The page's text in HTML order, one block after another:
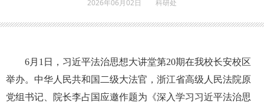
2026年06月02日 科研处
6月1日，习近平法治思想大讲堂第20期在我校长安校区
举办。中华人民共和国二级大法官，浙江省高级人民法院原
党组书记、院长李占国应邀作题为《深入学习习近平法治思